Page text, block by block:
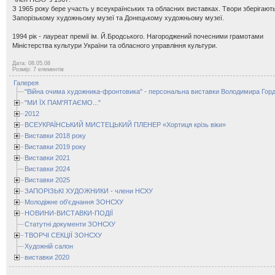
З 1965 року бере участь у всеукраїнських та обласних виставках. Твори
Запорізькому художньому музеї та Донецькому художньому музеї.
1994 рік - лауреат премії ім. Й.Бродського. Нагороджений почесними грамотами
Міністерства культури України та обласного управління культури.
Дата: 08.05.08
Розмір: 7 елементів
Галерея
"Війна очима художника-фронтовика" - персональна виставки Володимира
"МИ ЇХ ПАМ'ЯТАЄМО..."
2012
ВСЕУКРАЇНСЬКИЙ МИСТЕЦЬКИЙ ПЛЕНЕР «Хортиця крізь віки»
Виставки 2018 року
Виставки 2019 року
Виставки 2021
Виставки 2024
Виставки 2025
ЗАПОРІЗЬКІ ХУДОЖНИКИ - члени НСХУ
Молодіжне об'єднання ЗОНСХУ
НОВИНИ-ВИСТАВКИ-ПОДІЇ
Статутні документи ЗОНСХУ
ТВОРЧІ СЕКЦІЇ ЗОНСХУ
Художній салон
виставки 2020